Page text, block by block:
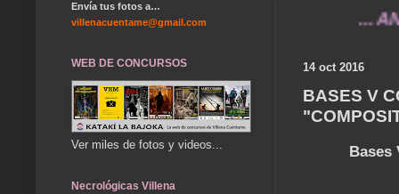
...
14 oct 2016
BASES V
Envía tus fotos a…
villenacuentame@gmail.com
WEB DE CONCURSOS
Ver miles de fotos y videos...
Necrológicas Villena